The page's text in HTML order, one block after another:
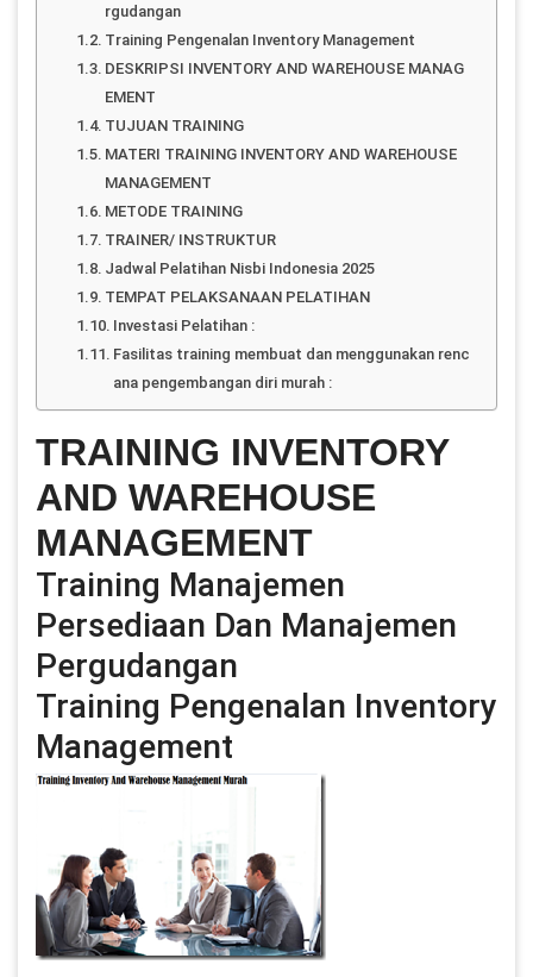
rgudangan
Training Pengenalan Inventory Management
DESKRIPSI INVENTORY AND WAREHOUSE MANAG
EMENT
TUJUAN TRAINING
MATERI TRAINING INVENTORY AND WAREHOUSE
MANAGEMENT
METODE TRAINING
TRAINER/ INSTRUKTUR
Jadwal Pelatihan Nisbi Indonesia 2025
TEMPAT PELAKSANAAN PELATIHAN
Investasi Pelatihan :
Fasilitas training membuat dan menggunakan renc
ana pengembangan diri murah :
TRAINING INVENTORY
AND WAREHOUSE
MANAGEMENT
Training Manajemen
Persediaan Dan Manajemen
Pergudangan
Training Pengenalan Inventory
Management